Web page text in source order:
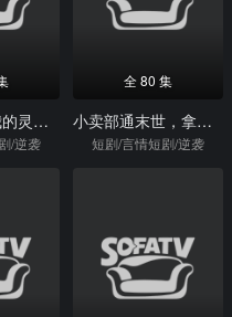
仙农空间：我的灵泉能养胖媳妇
/逆袭
全 80 集
小卖部通末世，拿出泡面后破防了
短剧/言情短剧/逆袭